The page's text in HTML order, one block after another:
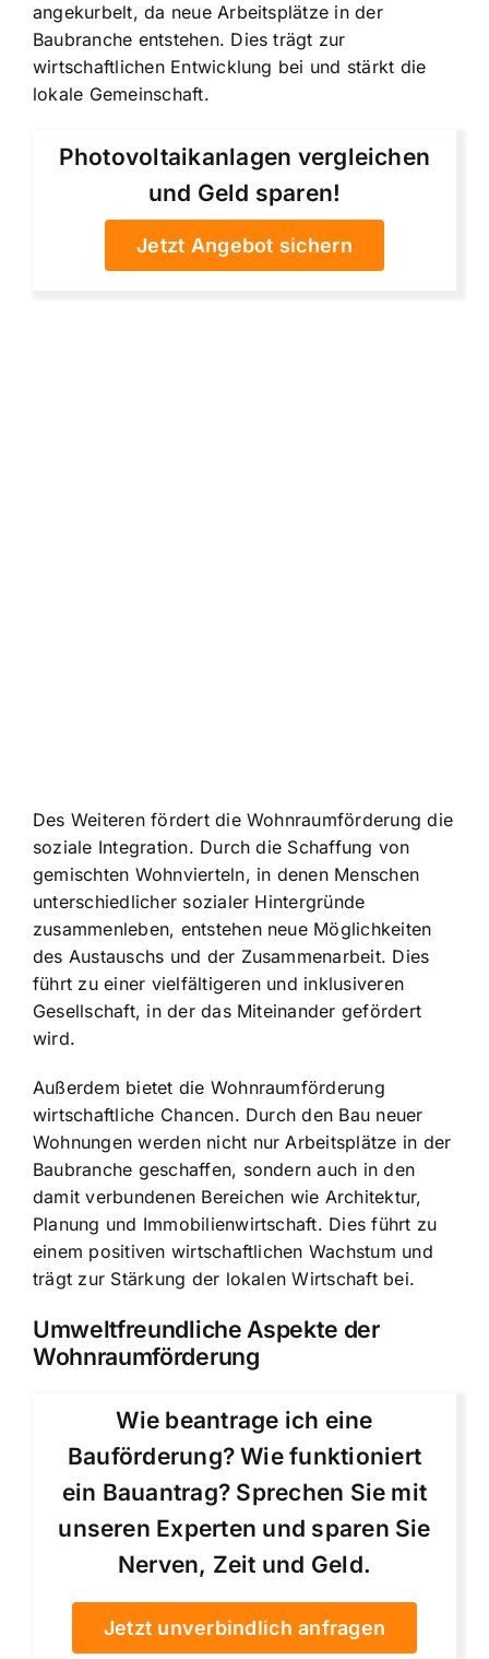
angekurbelt, da neue Arbeitsplätze in der
Baubranche entstehen. Dies trägt zur
wirtschaftlichen Entwicklung bei und stärkt die
lokale Gemeinschaft.
Photovoltaikanlagen vergleichen
und Geld sparen!
Jetzt Angebot sichern
Des Weiteren fördert die Wohnraumförderung die
soziale Integration. Durch die Schaffung von
gemischten Wohnvierteln, in denen Menschen
unterschiedlicher sozialer Hintergründe
zusammenleben, entstehen neue Möglichkeiten
des Austauschs und der Zusammenarbeit. Dies
führt zu einer vielfältigeren und inklusiveren
Gesellschaft, in der das Miteinander gefördert
wird.
Außerdem bietet die Wohnraumförderung
wirtschaftliche Chancen. Durch den Bau neuer
Wohnungen werden nicht nur Arbeitsplätze in der
Baubranche geschaffen, sondern auch in den
damit verbundenen Bereichen wie Architektur,
Planung und Immobilienwirtschaft. Dies führt zu
einem positiven wirtschaftlichen Wachstum und
trägt zur Stärkung der lokalen Wirtschaft bei.
Umweltfreundliche Aspekte der
Wohnraumförderung
Wie beantrage ich eine
Bauförderung? Wie funktioniert
ein Bauantrag? Sprechen Sie mit
unseren Experten und sparen Sie
Nerven, Zeit und Geld.
Jetzt unverbindlich anfragen